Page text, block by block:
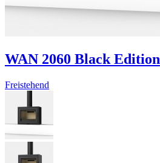
WAN 2060 Black Edition
Freistehend